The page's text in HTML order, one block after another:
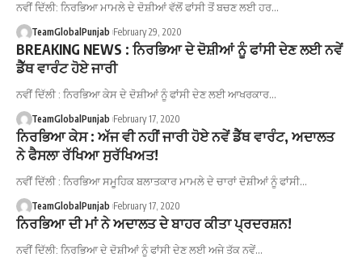
ਨਵੀਂ ਦਿੱਲੀ: ਨਿਰਭਿਆ ਮਾਮਲੇ ਦੇ ਦੋਸ਼ੀਆਂ ਵੱਲੋਂ ਫਾਂਸੀ ਤੋਂ ਬਚਣ ਲਈ ਹਰ…
TeamGlobalPunjab February 29, 2020
BREAKING NEWS : ਨਿਰਭਿਆ ਦੇ ਦੋਸ਼ੀਆਂ ਨੂੰ ਫਾਂਸੀ ਦੇਣ ਲਈ ਨਵੇਂ
ਡੈੱਥ ਵਾਰੰਟ ਹੋਏ ਜਾਰੀ
ਨਵੀਂ ਦਿੱਲੀ : ਨਿਰਭਿਆ ਕੇਸ ਦੇ ਦੋਸ਼ੀਆਂ ਨੂੰ ਫਾਂਸੀ ਦੇਣ ਲਈ ਆਖਰਕਾਰ…
TeamGlobalPunjab February 17, 2020
ਨਿਰਭਿਆ ਕੇਸ : ਅੱਜ ਵੀ ਨਹੀਂ ਜਾਰੀ ਹੋਏ ਨਵੇਂ ਡੈੱਥ ਵਾਰੰਟ, ਅਦਾਲਤ
ਨੇ ਫੈਸਲਾ ਰੱਖਿਆ ਸੁਰੱਖਿਅਤ!
ਨਵੀਂ ਦਿੱਲੀ : ਨਿਰਭਿਆ ਸਮੂਹਿਕ ਬਲਾਤਕਾਰ ਮਾਮਲੇ ਦੇ ਚਾਰਾਂ ਦੋਸ਼ੀਆਂ ਨੂੰ ਫਾਂਸੀ…
TeamGlobalPunjab February 17, 2020
ਨਿਰਭਿਆ ਦੀ ਮਾਂ ਨੇ ਅਦਾਲਤ ਦੇ ਬਾਹਰ ਕੀਤਾ ਪ੍ਰਦਰਸ਼ਨ!
ਨਵੀਂ ਦਿੱਲੀ: ਨਿਰਭਿਆ ਦੇ ਦੋਸ਼ੀਆਂ ਨੂੰ ਫਾਂਸੀ ਦੇਣ ਲਈ ਅਜੇ ਤੱਕ ਨਵੇਂ…